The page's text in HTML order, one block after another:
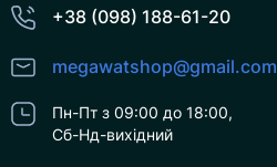
+38 (098) 188-61-20
megawatshop@gmail.com
Пн-Пт з 09:00 до 18:00,
Сб-Нд-вихідний